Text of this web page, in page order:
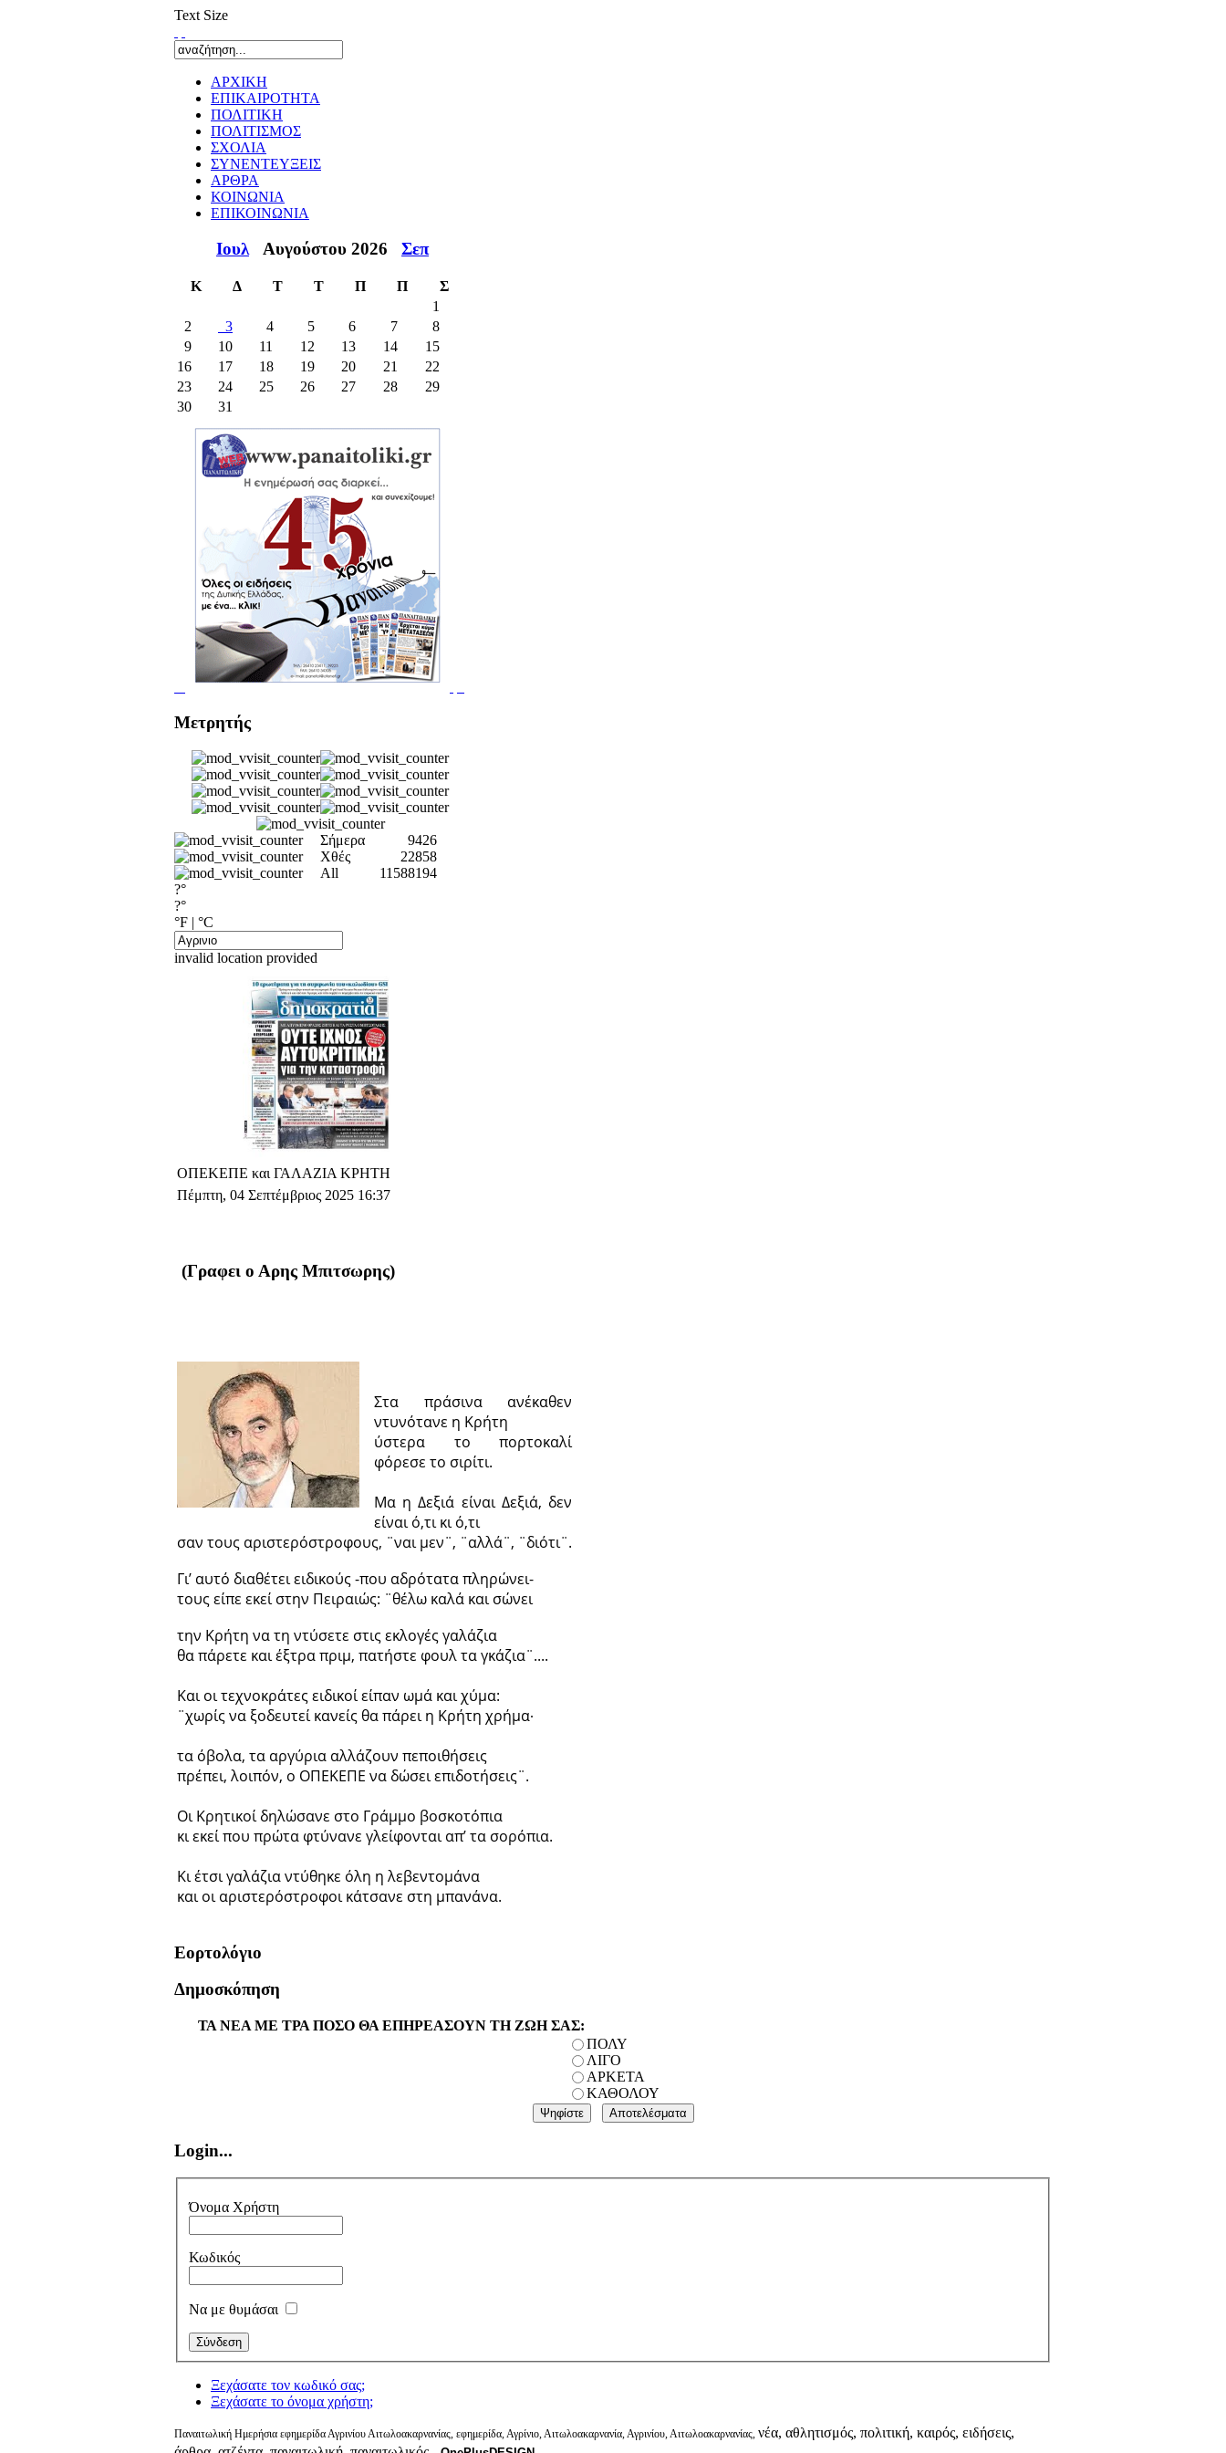
Text Size
ΑΡΧΙΚΗ
ΕΠΙΚΑΙΡΟΤΗΤΑ
ΠΟΛΙΤΙΚΗ
ΠΟΛΙΤΙΣΜΟΣ
ΣΧΟΛΙΑ
ΣΥΝΕΝΤΕΥΞΕΙΣ
ΑΡΘΡΑ
ΚΟΙΝΩΝΙΑ
ΕΠΙΚΟΙΝΩΝΙΑ
Ιουλ Αυγούστου 2026 Σεπ
Κ Δ Τ Τ Π Π
Σ
1
2
3 4 5 6 7
8
9
10 11 12 13 14
15
16
17 18 19 20 21
22
23
24 25 26 27 28
29
30
31
Μετρητής
Σήμερα
9426
Χθές
22858
All
11588194
?°
?°
°F | °C
invalid location provided
ΟΠΕΚΕΠΕ και ΓΑΛΑΖΙΑ ΚΡΗΤΗ
Πέμπτη, 04 Σεπτέμβριος 2025 16:37
(Γραφει ο Αρης Μπιτσωρης)
Στα πράσινα ανέκαθεν
ντυνότανε η Κρήτη
ύστερα το πορτοκαλί
φόρεσε το σιρίτι.
Μα η Δεξιά είναι Δεξιά, δεν
είναι ό,τι κι ό,τι
σαν τους αριστερόστροφους, ¨ναι μεν¨, ¨αλλά¨, ¨διότι¨.
Γι’ αυτό διαθέτει ειδικούς -που αδρότατα πληρώνει-
τους είπε εκεί στην Πειραιώς: ¨θέλω καλά και σώνει
την Κρήτη να τη ντύσετε στις εκλογές γαλάζια
θα πάρετε και έξτρα πριμ, πατήστε φουλ τα γκάζια¨....
Και οι τεχνοκράτες ειδικοί είπαν ωμά και χύμα:
¨χωρίς να ξοδευτεί κανείς θα πάρει η Κρήτη χρήμα∙
τα όβολα, τα αργύρια αλλάζουν πεποιθήσεις
πρέπει, λοιπόν, ο ΟΠΕΚΕΠΕ να δώσει επιδοτήσεις¨.
Οι Κρητικοί δηλώσανε στο Γράμμο βοσκοτόπια
κι εκεί που πρώτα φτύνανε γλείφονται απ’ τα σορόπια.
Κι έτσι γαλάζια ντύθηκε όλη η λεβεντομάνα
και οι αριστερόστροφοι κάτσανε στη μπανάνα.
Εορτολόγιο
Δημοσκόπηση
ΤΑ ΝΕΑ ΜΕ ΤΡΑ ΠΟΣΟ ΘΑ ΕΠΗΡΕΑΣΟΥΝ ΤΗ ΖΩΗ ΣΑΣ:
ΠΟΛΥ
ΛΙΓΟ
ΑΡΚΕΤΑ
ΚΑΘΟΛΟΥ
Login...
Όνομα Χρήστη
Κωδικός
Να με θυμάσαι
Ξεχάσατε τον κωδικό σας;
Ξεχάσατε το όνομα χρήστη;
Παναιτωλική Ημερήσια εφημερίδα Αγρινίου Αιτωλοακαρνανίας, εφημερίδα, Αγρίνιο, Αιτωλοακαρνανία, Αγρινίου, Αιτωλοακαρνανίας, νέα, αθλητισμός, πολιτική, καιρός, ειδήσεις,